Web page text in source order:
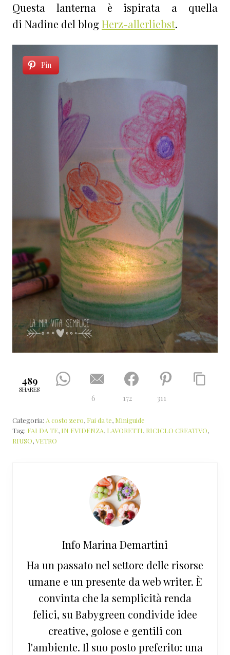
Questa lanterna è ispirata a quella
di Nadine del blog Herz-allerliebst.
Pin
489
SHARES
6 172 311
Categoria: A costo zero, Fai da te, Miniguide
Tag: FAI DA TE, IN EVIDENZA, LAVORETTI, RICICLO CREATIVO,
RIUSO,VETRO
Info Marina Demartini
Ha un passato nel settore delle risorse
umane e un presente da web writer. È
convinta che la semplicità renda
felici, su Babygreen condivide idee
creative, golose e gentili con
l'ambiente. Il suo posto preferito: una